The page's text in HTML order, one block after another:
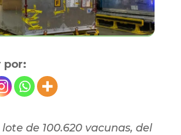
por:
lote de 100.620 vacunas, del